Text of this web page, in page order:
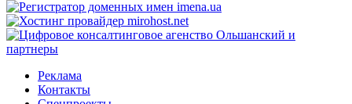
Реклама
Контакты